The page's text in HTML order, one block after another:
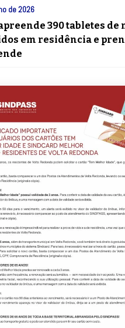
de 2026
390 tabletes de
em residência e